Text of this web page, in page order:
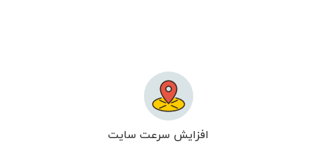
افزایش سرعت سایت